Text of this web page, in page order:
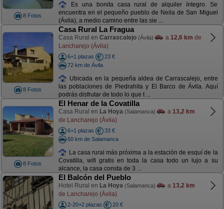
8 Fotos
Es una bonita casa rural de alquiler íntegro. Se
encuentra en el pequeño pueblo de Neila de San Miguel
(Ávila), a medio camino entre las sie ...
8 Fotos
Casa Rural La Fragua
Casa Rural en Carrascalejo (Ávila) a 12,6 km de
Lancharejo (Ávila)
6+1 plazas
23 €
72 km de Ávila
Ubicada en la pequeña aldea de Carrascalejo, entre
las poblaciones de Piedrahita y El Barco de Ávila. Aquí
podrás disfrutar de todo lo que t ...
8 Fotos
El Henar de la Covatilla
Casa Rural en La Hoya (Salamanca) a 13,2 km
de Lancharejo (Ávila)
6+1 plazas
33 €
60 km de Salamanca
La casa rural más próxima a la estación de esquí de la
Covatilla, wifi gratis en toda la casa todo un lujo a su
alcance, la casa consta de 3 ...
El Balcón del Pueblo
Hotel Rural en La Hoya (Salamanca) a 13,2 km
de Lancharejo (Ávila)
2-20+2 plazas
20 €